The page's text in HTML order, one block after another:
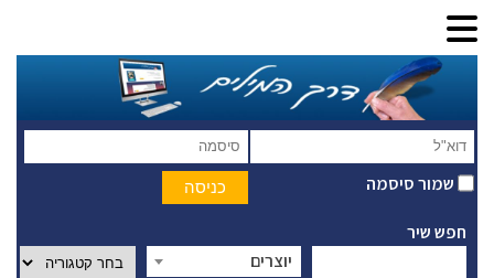
שמור סיסמה
חפש שיר
יוצרים